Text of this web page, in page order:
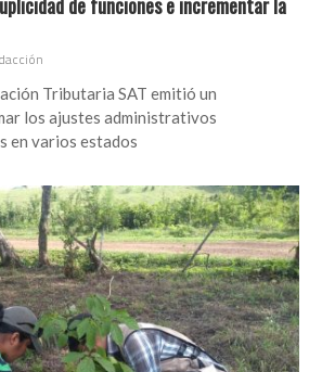
Tributaria SAT ‏emitió un
los ajustes administrativos
en varios estados